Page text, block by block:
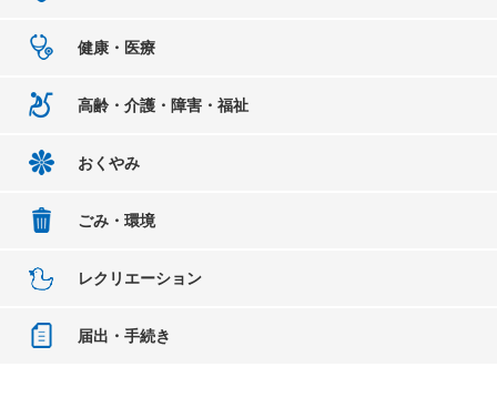
健康・医療
高齢・介護・障害・福祉
おくやみ
ごみ・環境
レクリエーション
届出・手続き